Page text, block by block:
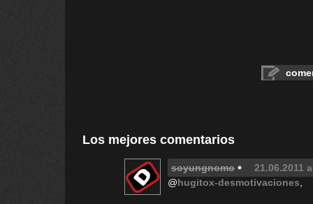
Los mejores comentarios
soyungnomo
21.06.2011
@hugitox-desmotivaciones